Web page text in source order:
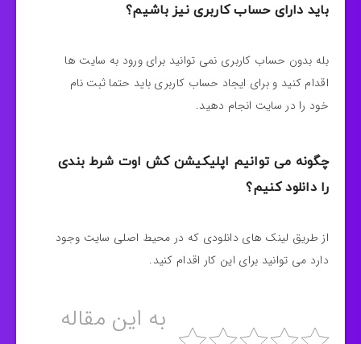
باید دارای حساب کاربری نیز باشیم؟
بله بدون حساب کاربری نمی توانید برای ورود به سایت ها
اقدام کنید و برای ایجاد حساب کاربری باید حتما ثبت نام
خود را در سایت انجام دهید.
چگونه می توانیم اپلیکیشن کش اوت شرط بندی
را دانلود کنیم؟
از طریق لینک های دانلودی که در محیط اصلی سایت وجود
دارد می توانید برای این کار اقدام کنید.
به این مقاله